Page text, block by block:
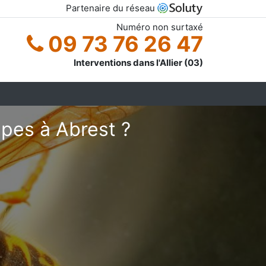
Partenaire du réseau
Numéro non surtaxé
09 73 76 26 47
Interventions dans l'Allier (03)
à Abrest ?